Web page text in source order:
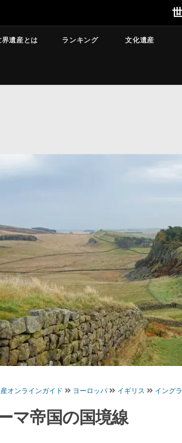
界遺産とは ランキング 文化遺産
オンラインガイド ヨーロッパ イギリス イング
マ帝国の国境線